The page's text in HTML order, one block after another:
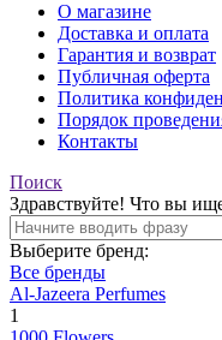
О магазине
Доставка и оплата
Гарантия и возврат
Публичная оферта
Политика
Порядок
Контакты
Поиск
Здравствуйте! Что вы
Выберите бренд:
Все бренды
Al-Jazeera Perfumes
1